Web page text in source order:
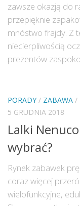
zawsze okazją do
przepięknie
mnóstwo frajdy. Z
niecierpliwością
prezentów
PORADY / ZABAWA /
5 GRUDNIA 2018
Lalki
wybrać?
Rynek zabawek
coraz więcej
wielofunkcyjne,